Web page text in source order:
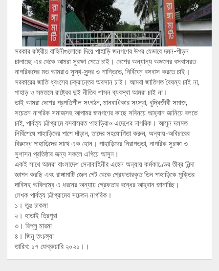
সরকার রাষ্ট্রীয় বাহিনীগুলোকে দিয়ে পাহাড়ি জনগণের উপর যেভাবে দমন-পীড়ন
চালাচ্ছে এর থেকে আমরা সুরক্ষা পেতে চাই। দেশের অন্যান্য অঞ্চলের বসবাসরত
নাগরিকদের মত আমরাও সুস্থ-সুন্দর ও শান্তিতে, নির্বিঘ্নে বসবাস করতে চাই।
সরকারের জাতি ধ্বংসের চক্রান্তের অবসান চাই। আমরা জাতিগত বৈষম্য চাই না,
পাহাড় ও সমতলে রাষ্ট্রের দুই নীতির শাসন ব্যবস্থা আমরা চাই না।
তাই আমরা দেশের প্রগতিশীল সংগঠন, মানবাধিকার সংস্থা, বুদ্ধিজীবী সমাজ,
সচেতন নাগরিক সমাজসহ আপামর জনগণের কাছে সবিনয়ে আহ্বান জানিয়ে বলতে
চাই, পার্বত্য চট্টগ্রামে বসবাসরত পাহাড়িরাও এদেশের নাগরিক। আসুন দলমত
নির্বিশেষে পাহাড়িদের পাশে দাঁড়ান, তাদের সহযোগিতা করুন, অন্যায়-অবিচারের
বিরুদ্ধে পাহাড়িদের সাথে এক হোন। পাহাড়িদের নিরাপত্তা, নাগরিক সুরক্ষা ও
সুশাসন প্রতিষ্ঠার জন্য সকলে এগিয়ে আসুন।
একই সাথে আমরা বাংলাদেশ সেনাবাহিনীর এহেন অন্যায় কর্মকাণ্ডের তীব্র নিন্দা
জ্ঞাপন করছি এবং রাঙ্গামাটি জেল গেট থেকে গ্রেফতারকৃত তিন পাহাড়িকে মুক্তির
দাবিসহ অবিলম্বে এ ধরনের অন্যায় গ্রেফতার বন্ধের আহ্বান জানাচ্ছি।
লেখক পার্বত্য চট্টগ্রামের সচেতন নাগরিক।
১। তুঙ চাকমা
২। হাতাই ত্রিপুরা
৩। রিপ্লু মারমা
৪। জিনু তংচঙ্গ্যা
তারিখ: ১৭ ফেব্রুয়ারি ২০২১।।